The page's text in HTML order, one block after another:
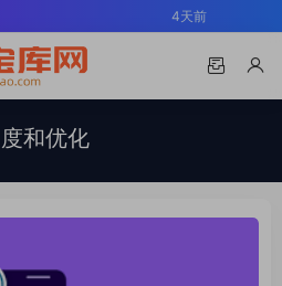
4天前
邮件插
WP Mail SMTP
邮件插
Elementor Pro
v4.0.1 /v3.33.2
v3.30.0 /
/ v3.28.x
3周前
Elementor Pro
/v3.33.2
v3.30.0 /
4周前
v4.0.1 /v3.33.2
和优化